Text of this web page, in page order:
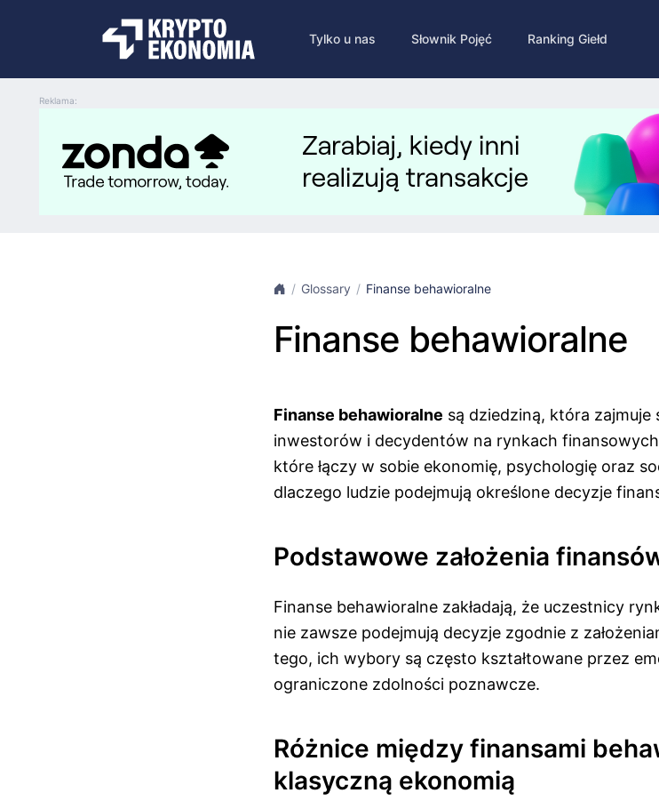
Tylko u nas Słownik Pojęć Ranking Giełd
Reklama:
Glossary Finanse behawioralne
Finanse behawioralne
Finanse behawioralne są dziedziną, która zajmuje
inwestorów i decydentów na rynkach
które łączy w sobie ekonomię, psychologię oraz
dlaczego ludzie podejmują określone decyzje
Podstawowe założenia
Finanse behawioralne zakładają, że uczestnicy
nie zawsze podejmują decyzje zgodnie z
tego, ich wybory są często kształtowane przez
ograniczone zdolności poznawcze.
Różnice między finansami
klasyczną ekonomią